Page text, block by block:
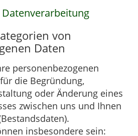
von
Daten
personenbezogenen
die Begründung,
oder Änderung eines
zwischen uns und Ihnen
insbesondere sein: